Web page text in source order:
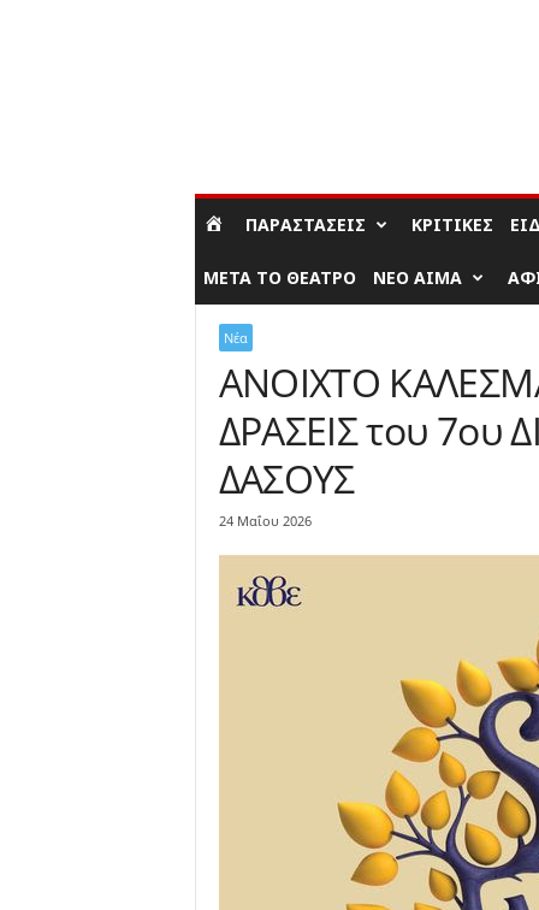
ΠΑΡΑΣΤΆΣΕΙΣ ΚΡΙΤΙΚΈΣ
ΜΕΤΆ ΤΟ ΘΈΑΤΡΟ ΝΈΟ ΑΊΜΑ
Νέα
ΑΝΟΙΧΤΟ
ΔΡΑΣΕΙΣ του 7ου
ΔΑΣΟΥΣ
24 Μαΐου 2026